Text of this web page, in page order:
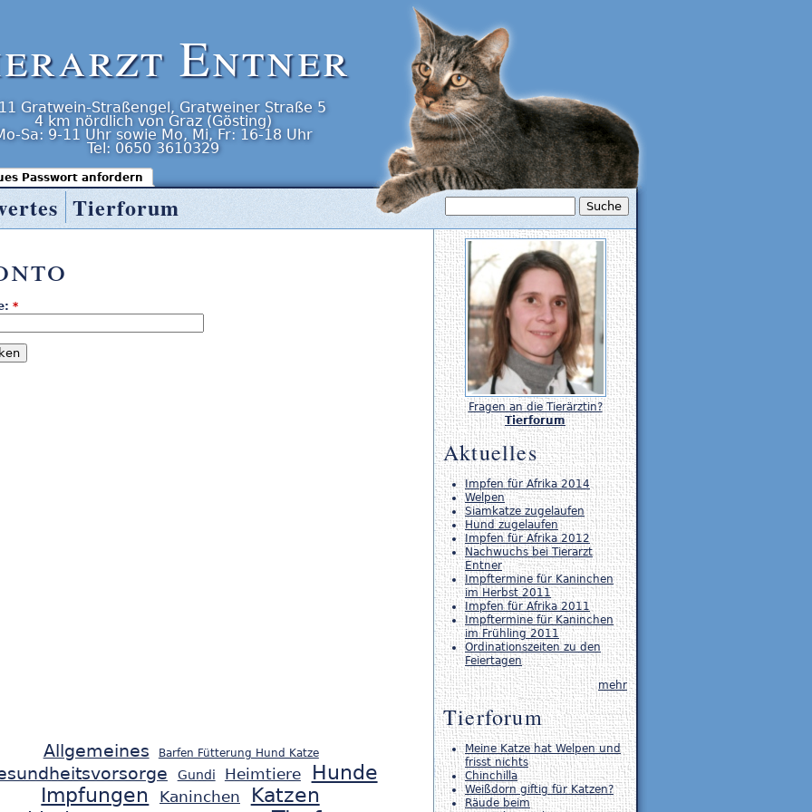
Entner
Gratwein-Straßengel, Gratweiner Straße 5
4 km nördlich von Graz (Gösting)
Sa: 9-11 Uhr sowie Mo, Mi, Fr: 16-18 Uhr
Tel: 0650 3610329
Passwort anfordern
*
Tierforum
Fragen an die Tierärztin?
Tierforum
Aktuelles
Impfen für Afrika 2014
Welpen
Siamkatze zugelaufen
Hund zugelaufen
Impfen für Afrika 2012
Nachwuchs bei Tierarzt
Entner
Impftermine für Kaninchen
im Herbst 2011
Impfen für Afrika 2011
Impftermine für Kaninchen
im Frühling 2011
Ordinationszeiten zu den
Feiertagen
mehr
Tierforum
Meine Katze hat Welpen und
frisst nichts
Chinchilla
Weißdorn giftig für Katzen?
Räude beim
Allgemeines Barfen Fütterung Hund Katze
Gundi Heimtiere
Hunde
Impfungen
Kaninchen
Katzen